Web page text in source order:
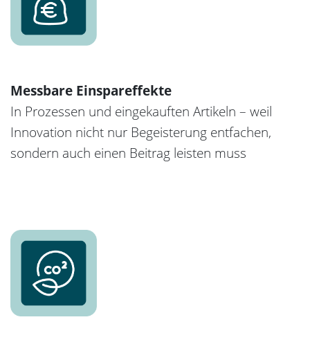
Messbare Einspareffekte
In Prozessen und eingekauften Artikeln – weil
Innovation nicht nur Begeisterung entfachen,
sondern auch einen Beitrag leisten muss